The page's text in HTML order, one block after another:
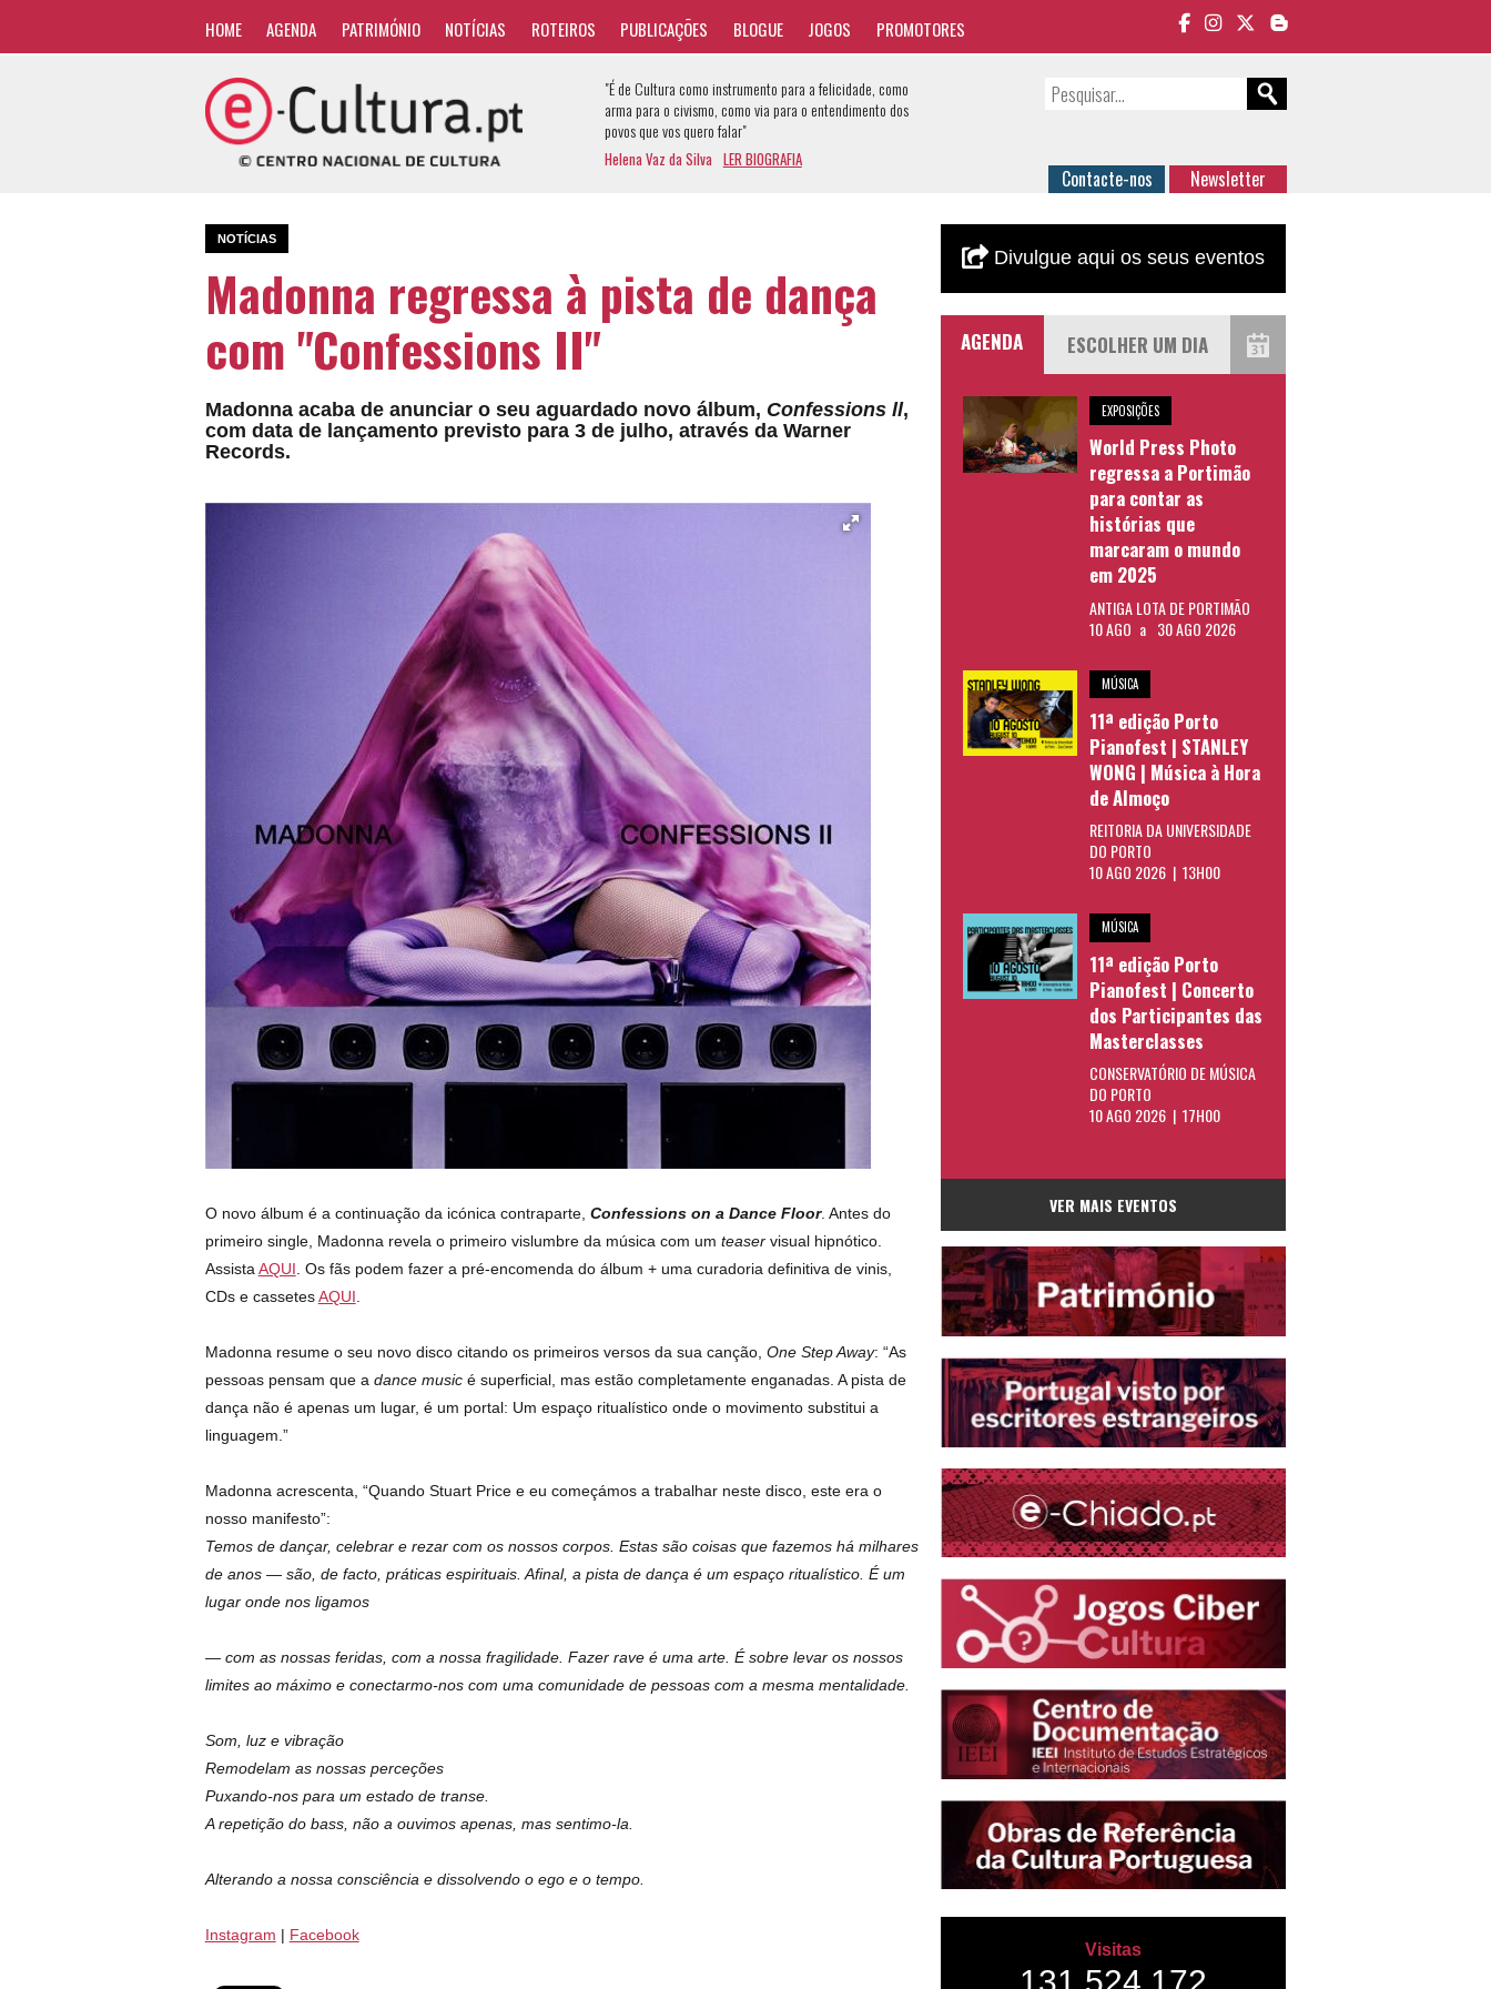
HOME AGENDA PATRIMÓNIO NOTÍCIAS ROTEIROS PUBLICAÇÕES BLOGUE JOGOS PROMOTORES
"É de Cultura como instrumento para a felicidade, como
arma para o civismo, como via para o entendimento dos
povos que vos quero falar"
Helena Vaz da Silva LER BIOGRAFIA
Contacte-nos Newsletter
NOTÍCIAS
Madonna regressa à pista de dança
com "Confessions II"
Madonna acaba de anunciar o seu aguardado novo álbum, Confessions ll,
com data de lançamento previsto para 3 de julho, através da Warner
Records.
O novo álbum é a continuação da icónica contraparte, Confessions on a Dance Floor. Antes do
primeiro single, Madonna revela o primeiro vislumbre da música com um teaservisual hipnótico.
AssistaAQUI. Os fãs podem fazer a pré-encomenda do álbum + uma curadoria definitiva de vinis,
CDs e cassetesAQUI.
Madonna resume o seu novo disco citando os primeiros versos da sua canção, One Step Away: “As
pessoas pensam que a dance musicé superficial, mas estão completamente enganadas. A pista de
dança não é apenas um lugar, é um portal: Um espaço ritualístico onde o movimento substitui a
linguagem.”
Madonna acrescenta, “Quando Stuart Price e eu começámos a trabalhar neste disco, este era o
nosso manifesto”:
Temos de dançar, celebrar e rezar com os nossos corpos. Estas são coisas que fazemos há milhares
de anos — são, de facto, práticas espirituais. Afinal, a pista de dança é um espaço ritualístico. É um
lugar onde nos ligamos
— com as nossas feridas, com a nossa fragilidade. Fazer rave é uma arte. É sobre levar os nossos
limites ao máximo e conectarmo-nos com uma comunidade de pessoas com a mesma mentalidade.
Som, luz e vibração
Remodelam as nossas perceções
Puxando-nos para um estado de transe.
A repetição do bass, não a ouvimos apenas, mas sentimo-la.
Alterando a nossa consciência e dissolvendo o ego e o tempo.
Instagram | Facebook
Divulgue aqui os seus eventos
AGENDA
EXPOSIÇÕES
World Press Photo
regressa a Portimão
para contar as
histórias que
marcaram o mundo
em 2025
ANTIGA LOTA DE PORTIMÃO
10 AGO a 30 AGO 2026
MÚSICA
11ª edição Porto
Pianofest | STANLEY
WONG | Música à Hora
de Almoço
REITORIA DA UNIVERSIDADE
DO PORTO
10 AGO 2026 | 13H00
MÚSICA
11ª edição Porto
Pianofest | Concerto
dos Participantes das
Masterclasses
CONSERVATÓRIO DE MÚSICA
DO PORTO
10 AGO 2026 | 17H00
VER MAIS EVENTOS
Visitas